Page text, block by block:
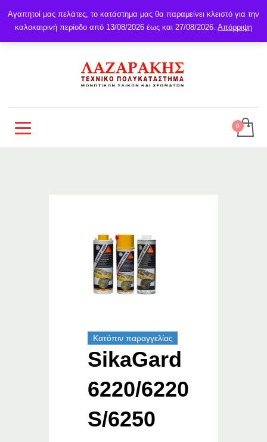
Κατόπιν παραγγελίας
SikaGard
6220/6220
S/6250
Αγαπητοί μας πελάτες, το κατάστημα μας θα παραμείνει κλειστό για την
καλοκαιρινή περίοδο από 13/08/2026 έως και 27/08/2026. Απόρριψη